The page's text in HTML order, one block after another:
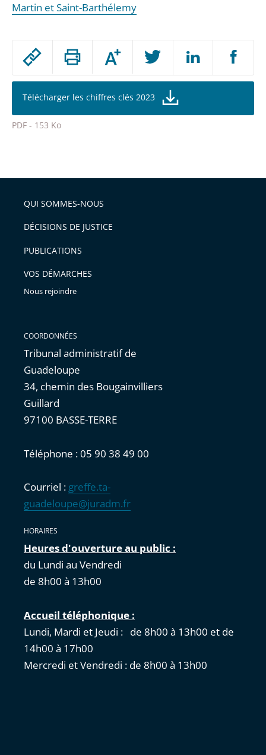
Passer
partage
de
l'article
pour
Augmenter
ou
la
de
police
Télécharger les chiffres clés 2023
PDF - 153 Ko
l'article
pour
avant
Martin et Saint-Barthélemy
QUI SOMMES-NOUS
DÉCISIONS DE JUSTICE
PUBLICATIONS
VOS DÉMARCHES
Nous rejoindre
COORDONNÉES
Tribunal administratif de
Guadeloupe
34, chemin des Bougainvilliers
Guillard
97100 BASSE-TERRE
Téléphone : 05 90 38 49 00
Courriel : greffe.ta-
guadeloupe@juradm.fr
HORAIRES
Heures d'ouverture au public :
du Lundi au Vendredi
de 8h00 à 13h00
Accueil téléphonique :
Lundi, Mardi et Jeudi : de 8h00 à 13h00 et de
14h00 à 17h00
Mercredi et Vendredi : de 8h00 à 13h00